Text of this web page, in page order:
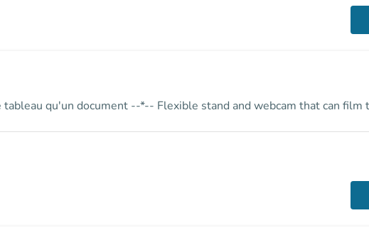
qu'un document --*-- Flexible stand and webcam that can film